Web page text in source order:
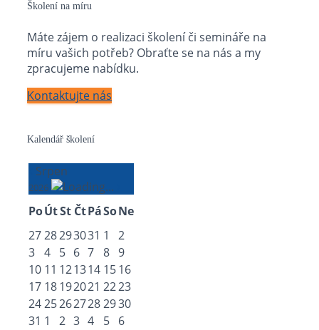
Školení na míru
Máte zájem o realizaci školení či semináře na
míru vašich potřeb? Obraťte se na nás a my
zpracujeme nabídku.
Kontaktujte nás
Kalendář školení
Srpen
2026
PoÚtSt ČtPáSoNe
2728293031 1
2
3 4 5 6 7 8 9
10 11 121314 1516
17 18192021 2223
24252627282930
31 1 2 3 4 5 6